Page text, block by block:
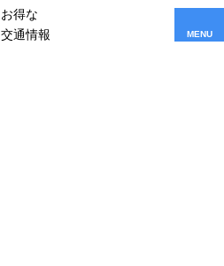
お得な
交通情報
MENU